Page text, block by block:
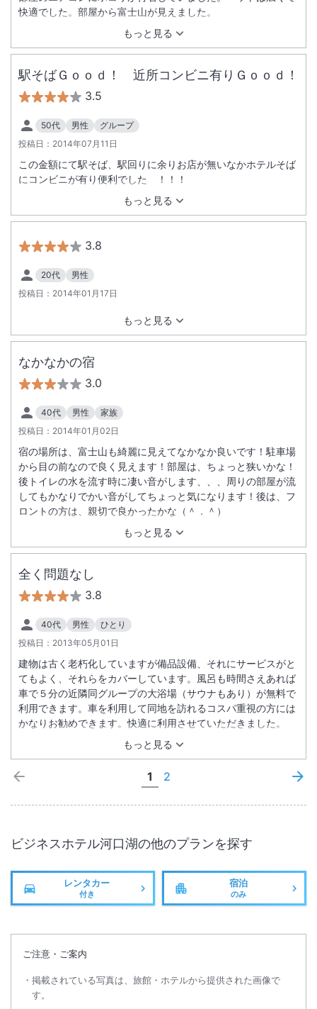
もっと見る
快適でした。部屋から富士山が見えました。
駅そばＧｏｏｄ！ 近所コンビニ有りＧｏｏｄ！
3.5
50代 男性
グループ
投稿日： 2014年07月11日
もっと見る
この金額にて駅そば、駅回りに余りお店が無いなかホテルそば
にコンビニが有り便利でした ！！！
3.8
20代
男性
投稿日： 2014年01月17日
もっと見る
なかなかの宿
3.0
40代 男性
家族
投稿日： 2014年01月02日
もっと見る
宿の場所は、富士山も綺麗に見えてなかなか良いです！駐車場
から目の前なので良く見えます！部屋は、ちょっと狭いかな！
後トイレの水を流す時に凄い音がします、、、周りの部屋が流
してもかなりでかい音がしてちょっと気になります！後は、フ
ロントの方は、親切で良かったかな（＾．＾）
全く問題なし
3.8
40代 男性
ひとり
投稿日： 2013年05月01日
もっと見る
建物は古く老朽化していますが備品設備、それにサービスがと
てもよく、それらをカバーしています。風呂も時間さえあれば
車で５分の近隣同グループの大浴場（サウナもあり）が無料で
利用できます。車を利用して同地を訪れるコスパ重視の方には
かなりお勧めできます。快適に利用させていただきました。
1 2
ビジネスホテル河口湖の他のプランを探す
レンタカー
付き
宿泊
のみ
ご注意・ご案内
掲載されている写真は、旅館・ホテルから提供された画像で
す。